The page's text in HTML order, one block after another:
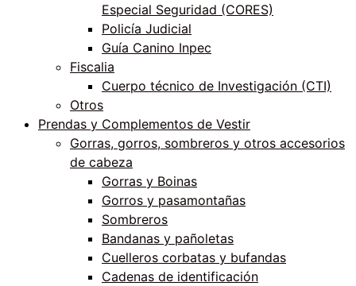
Especial Seguridad (CORES)
Policía Judicial
Guía Canino Inpec
Fiscalia
Cuerpo técnico de Investigación (CTI)
Otros
Prendas y Complementos de Vestir
Gorras, gorros, sombreros y otros accesorios
de cabeza
Gorras y Boinas
Gorros y pasamontañas
Sombreros
Bandanas y pañoletas
Cuelleros corbatas y bufandas
Cadenas de identificación